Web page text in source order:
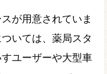
が用意されていま
いては、薬局スタ
ユーザーや大型車